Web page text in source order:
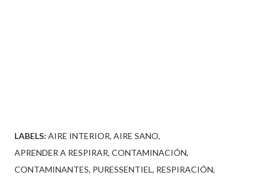
LABELS: AIRE INTERIOR AIRE SANO
APRENDER A RESPIRAR CONTAMINACIÓN
CONTAMINANTES PURESSENTIEL
RESPIRACIÓN